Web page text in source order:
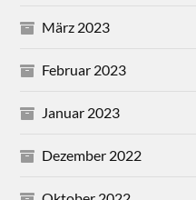
März 2023
Februar 2023
Januar 2023
Dezember 2022